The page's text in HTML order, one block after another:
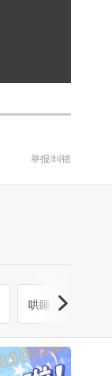
举报/纠错
哄睡✩尹怀殊